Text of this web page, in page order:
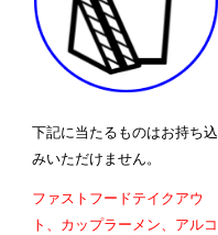
下記に当たるものはお持ち込
みいただけません。
ファストフードテイクアウ
ト、カップラーメン、アルコ